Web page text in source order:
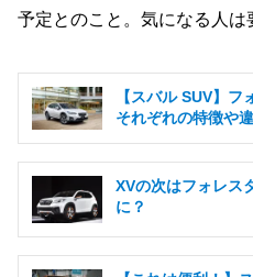
予定とのこと。気になる人は
【スバル SUV】フ
それぞれの特徴や
XVの次はフォレス
に？